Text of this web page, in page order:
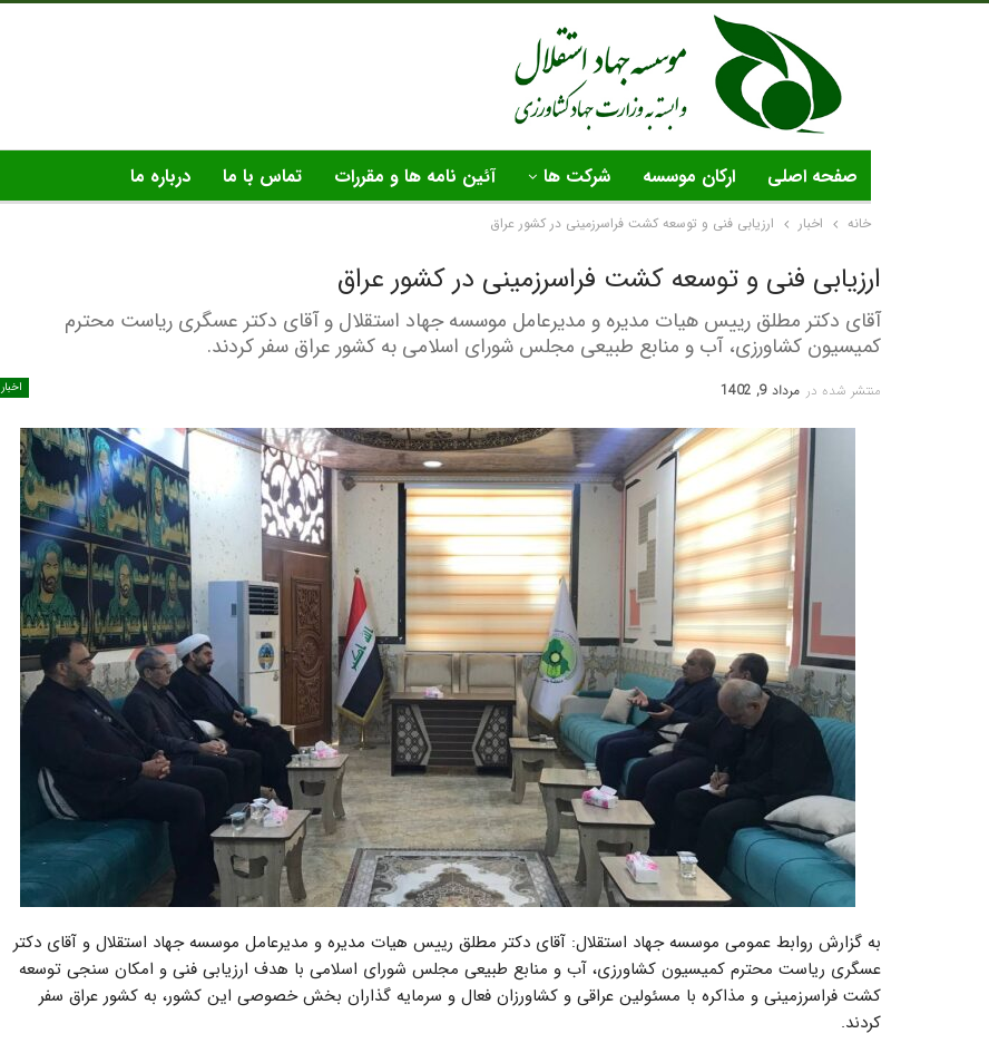
صفحه اصلی ارکان موسسه شرکت ها آئین نامه ها و مقررات تماس با ما درباره ما
خانه اخبار ارزیابی فنی و توسعه کشت فراسرزمینی در کشور عراق
ارزیابی فنی و توسعه کشت فراسرزمینی در کشور عراق
آقای دکتر مطلق رییس هیات مدیره و مدیرعامل موسسه جهاد استقلال و آقای دکتر عسگری ریاست محترم
کمیسیون کشاورزی، آب و منابع طبیعی مجلس شورای اسلامی به کشور عراق سفر کردند.
اخبار منتشر شده در مرداد 9, 1402
به گزارش روابط عمومی موسسه جهاد استقلال: آقای دکتر مطلق رییس هیات مدیره و مدیرعامل موسسه جهاد استقلال و آقای دکتر
عسگری ریاست محترم کمیسیون کشاورزی، آب و منابع طبیعی مجلس شورای اسلامی با هدف ارزیابی فنی و امکان­ سنجی توسعه
کشت فراسرزمینی و مذاکره با مسئولین عراقی و کشاورزان فعال و سرمایه­ گذاران بخش خصوصی این کشور، به کشور عراق سفر
کردند.